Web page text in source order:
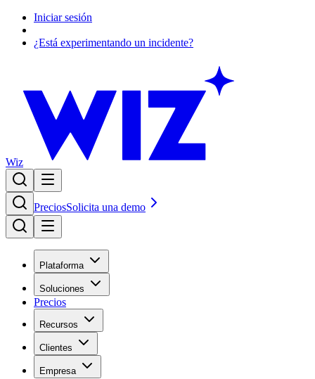
Iniciar sesión
¿Está experimentando un incidente?
Wiz
PreciosSolicita una demo
Plataforma
Soluciones
Precios
Recursos
Clientes
Empresa